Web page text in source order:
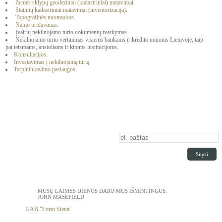
Žemės sklypų geodeziniai (kadastriniai) matavimai.
Statinių kadastriniai matavimai (inventorizacija).
Topografinės nuotraukos.
Namo pridavimas.
Įvairių nekilnojamo turto dokumentų tvarkymas.
Nekilnojamo turto vertinimas visiems bankams ir kredito unijoms Lietuvoje, taip
pat teismams, anstoliams ir kitoms institucijoms.
Konsultacijos.
Investavimas į nekilnojamą turtą.
Tarpininkavimo paslaugos.
Siųsti
MŪSŲ LAIMĖS DIENOS DARO MUS IŠMINTINGUS.
JOHN MASEFIELD
UAB "Forto Siena"